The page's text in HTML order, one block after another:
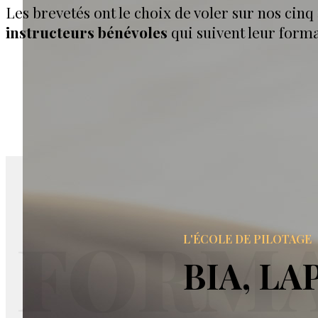
Les brevetés ont le choix de voler sur nos cinq
instructeurs bénévoles qui suivent leur
L'ÉCOLE DE PILOTAGE
BIA,